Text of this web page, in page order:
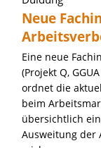
Neue
Eine neue
(Projekt Q,
ordnet die
beim
übersichtlich
Ausweitung der